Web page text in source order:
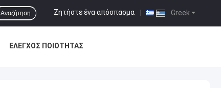
Greek
Ζητήστε ένα απόσπασμα
Αναζήτηση
ΈΛΕΓΧΟΣ ΠΟΙΌΤΗΤΑΣ